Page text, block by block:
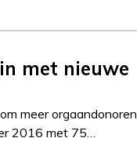
met nieuwe
meer orgaandonoren
2016 met 75…